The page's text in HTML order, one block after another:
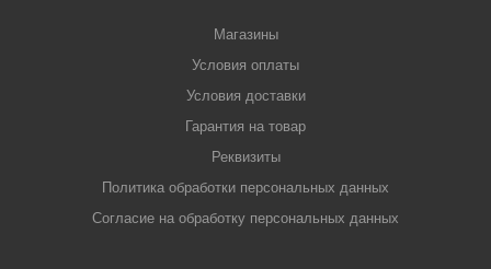
Магазины
Условия оплаты
Условия доставки
Гарантия на товар
Реквизиты
Политика обработки персональных данных
Согласие на обработку персональных данных